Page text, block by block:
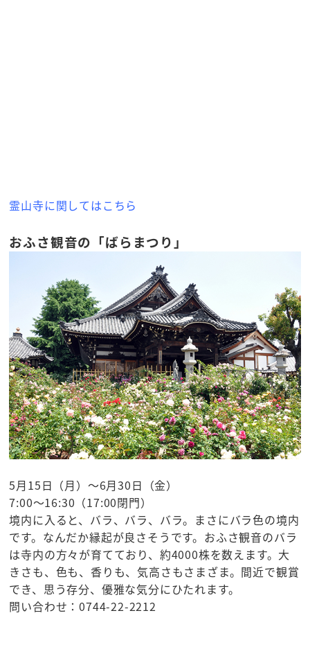
霊山寺に関してはこちら
おふさ観音の「ばらまつり」
5月15日（月）～6月30日（金）
7:00～16:30（17:00閉門）
境内に入ると、バラ、バラ、バラ。まさにバラ色の境内
です。なんだか縁起が良さそうです。おふさ観音のバラ
は寺内の方々が育てており、約4000株を数えます。大
きさも、色も、香りも、気高さもさまざま。間近で観賞
でき、思う存分、優雅な気分にひたれます。
問い合わせ：0744-22-2212